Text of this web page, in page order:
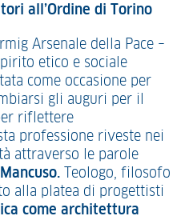
all’Ordine di Torino
Arsenale della Pace –
etico e sociale
come occasione per
gli auguri per il
riflettere
professione riveste nei
attraverso le parole
Teologo, filosofo
alla platea di progettisti
come architettura